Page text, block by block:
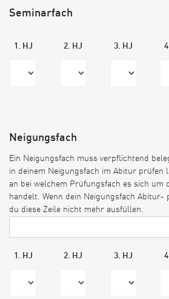
Seminarfach
1. HJ 2. HJ 3. HJ
Neigungsfach
Ein Neigungsfach muss verpflichtend
in deinem Neigungsfach im Abitur prüfen
an bei welchem Prüfungsfach es sich um
handelt. Wenn dein Neigungsfach
du diese Zeile nicht mehr ausfüllen.
1. HJ 2. HJ 3. HJ